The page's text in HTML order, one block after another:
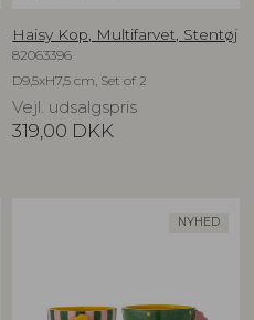
Haisy Kop, Multifarvet, Stentøj
82063396
D9,5xH7,5 cm, Set of 2
Vejl. udsalgspris
319,00 DKK
NYHED